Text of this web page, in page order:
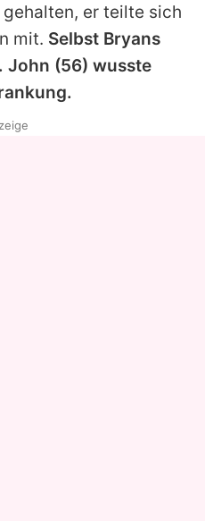
er teilte sich
mit. Selbst Bryans
John (56) wusste